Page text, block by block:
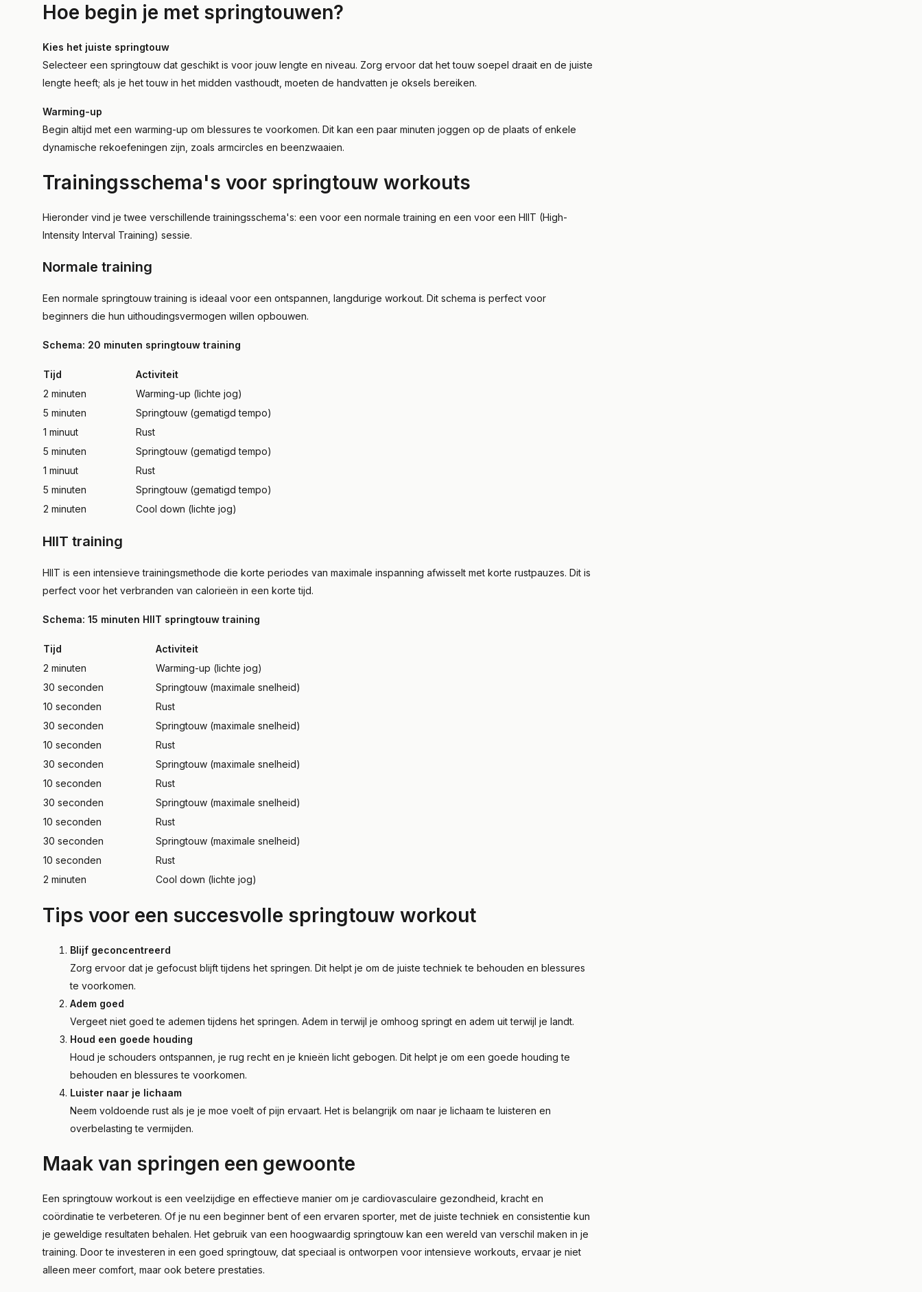
Hoe begin je met springtouwen?
Kies het juiste springtouw
Selecteer een springtouw dat geschikt is voor jouw lengte en niveau. Zorg ervoor dat het touw soepel draait en de juiste
lengte heeft; als je het touw in het midden vasthoudt, moeten de handvatten je oksels bereiken.
Warming-up
Begin altijd met een warming-up om blessures te voorkomen. Dit kan een paar minuten joggen op de plaats of enkele
dynamische rekoefeningen zijn, zoals armcircles en beenzwaaien.
Trainingsschema's voor springtouw workouts
Hieronder vind je twee verschillende trainingsschema's: een voor een normale training en een voor een HIIT (High-
Intensity Interval Training) sessie.
Normale training
Een normale springtouw training is ideaal voor een ontspannen, langdurige workout. Dit schema is perfect voor
beginners die hun uithoudingsvermogen willen opbouwen.
Schema: 20 minuten springtouw training
Tijd
Activiteit
2 minuten
Warming-up (lichte jog)
5 minuten
Springtouw (gematigd tempo)
1 minuut
Rust
5 minuten
Springtouw (gematigd tempo)
1 minuut
Rust
5 minuten
Springtouw (gematigd tempo)
2 minuten
Cool down (lichte jog)
HIIT training
HIIT is een intensieve trainingsmethode die korte periodes van maximale inspanning afwisselt met korte rustpauzes. Dit is
perfect voor het verbranden van calorieën in een korte tijd.
Schema: 15 minuten HIIT springtouw training
Tijd
Activiteit
2 minuten
Warming-up (lichte jog)
30 seconden
Springtouw (maximale snelheid)
10 seconden
Rust
30 seconden
Springtouw (maximale snelheid)
10 seconden
Rust
30 seconden
Springtouw (maximale snelheid)
10 seconden
Rust
30 seconden
Springtouw (maximale snelheid)
10 seconden
Rust
30 seconden
Springtouw (maximale snelheid)
10 seconden
Rust
2 minuten
Cool down (lichte jog)
Tips voor een succesvolle springtouw workout
Blijf geconcentreerd
Zorg ervoor dat je gefocust blijft tijdens het springen. Dit helpt je om de juiste techniek te behouden en blessures
te voorkomen.
Adem goed
Vergeet niet goed te ademen tijdens het springen. Adem in terwijl je omhoog springt en adem uit terwijl je landt.
Houd een goede houding
Houd je schouders ontspannen, je rug recht en je knieën licht gebogen. Dit helpt je om een goede houding te
behouden en blessures te voorkomen.
Luister naar je lichaam
Neem voldoende rust als je je moe voelt of pijn ervaart. Het is belangrijk om naar je lichaam te luisteren en
overbelasting te vermijden.
Maak van springen een gewoonte
Een springtouw workout is een veelzijdige en effectieve manier om je cardiovasculaire gezondheid, kracht en
coördinatie te verbeteren. Of je nu een beginner bent of een ervaren sporter, met de juiste techniek en consistentie kun
je geweldige resultaten behalen. Het gebruik van een hoogwaardig springtouw kan een wereld van verschil maken in je
training. Door te investeren in een goed springtouw, dat speciaal is ontworpen voor intensieve workouts, ervaar je niet
alleen meer comfort, maar ook betere prestaties.